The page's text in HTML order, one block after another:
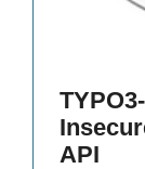
API